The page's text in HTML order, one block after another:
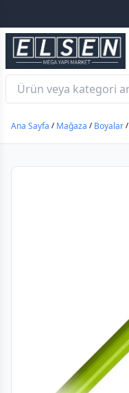
Ana Sayfa / Mağaza / Boyalar /